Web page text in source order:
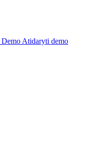
Demo Atidaryti demo